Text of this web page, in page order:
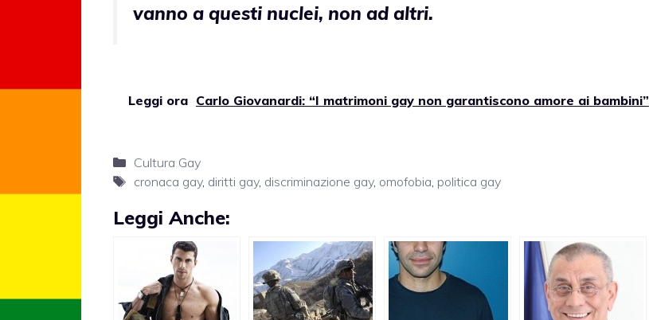
vanno a questi nuclei, non ad altri.
Leggi ora Carlo Giovanardi: “I matrimoni gay non garantiscono amore ai bambini”
Categorie
Cultura Gay
Tag
cronaca gay, diritti gay, discriminazione gay, omofobia, politica gay
Leggi Anche: